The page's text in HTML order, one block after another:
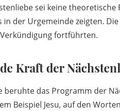
sei keine
in der Urgemeinde zeigten. Die
fortführten.
Kraft der
beruhte das Programm der
Beispiel Jesu, auf den